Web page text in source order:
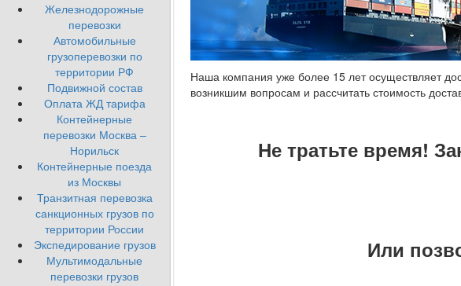
Железнодорожные
перевозки
Автомобильные
грузоперевозки по
территории РФ
Подвижной состав
Оплата ЖД тарифа
Контейнерные
перевозки Москва –
Норильск
Контейнерные поезда
из Москвы
Транзитная перевозка
санкционных грузов по
территории России
Экспедирование грузов
Мультимодальные
перевозки грузов
Наша компания уже более 15 лет осуществляет
возникшим вопросам и рассчитать стоимость
Не тратьте время!
Или